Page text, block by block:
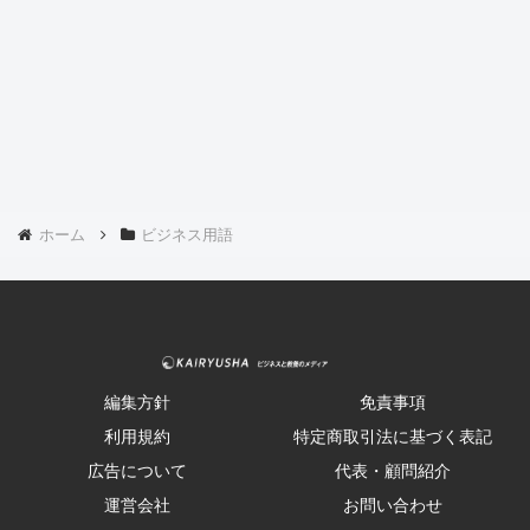
ホーム ビジネス用語
編集方針
免責事項
利用規約
特定商取引法に基づく表記
広告について
代表・顧問紹介
運営会社
お問い合わせ